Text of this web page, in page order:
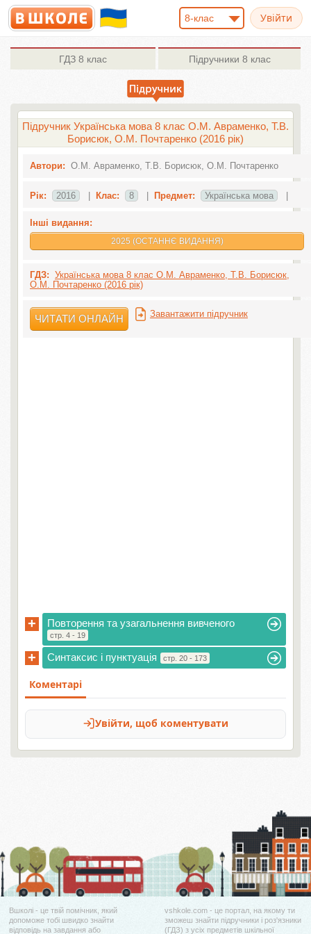
8-клас
ГДЗ 8 клас Підручники 8 клас
Підручник Українська мова 8 клас О.М. Авраменко, Т.В.
Борисюк, О.М. Почтаренко (2016 рік)
Автори: О.М. Авраменко, Т.В. Борисюк, О.М. Почтаренко
Рік: 2016 Клас: 8 Предмет: Українська мова
Інші видання:
2025 (ОСТАННЄ ВИДАННЯ)
ГДЗ: Українська мова 8 клас О.М. Авраменко, Т.В. Борисюк,
О.М. Почтаренко (2016 рік)
ЧИТАТИ ОНЛАЙН Завантажити підручник
+ Повторення та узагальнення вивченого
стр. 4 - 19
+ Синтаксис і пунктуація стр. 20 - 173
Вшколі - це твій помічник, який
допоможе тобі швидко знайти
відповідь на завдання або
vshkole.com - це портал, на якому ти
зможеш знайти підручники і роз'язники
(ГДЗ) з усіх предметів шкільної